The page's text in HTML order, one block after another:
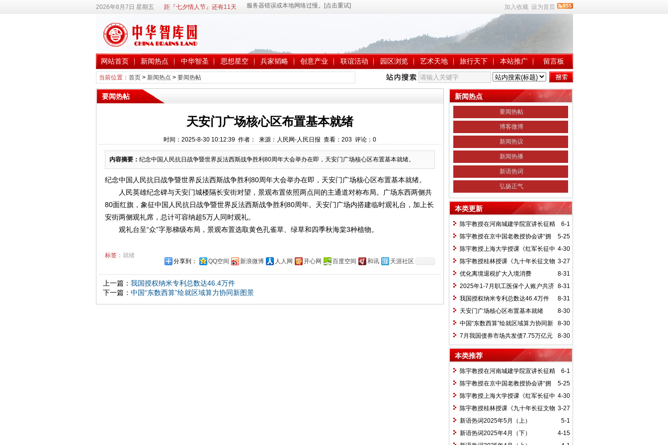
2026年8月7日 星期五 距『七夕情人节』还有11天 加入收藏 设为首页
网站首页 新闻热点 中华智圣 思想星空 兵家韬略 创意产业 联谊活动 园区浏览 艺术天地 旅行天下 本站推广 留言板
当前位置： 首页> 新闻热点 > 要闻热帖
要闻热帖
天安门广场核心区布置基本就绪
时间：2025-8-30 10:12:39 作者： 来源：人民网-人民日报 查看： 203评论： 0
内容摘要： 纪念中国人民抗日战争暨世界反法西斯战争胜利80周年大会举办在即，天安门广场核心区布置基本就绪。
纪念中国人民抗日战争暨世界反法西斯战争胜利80周年大会举办在即，天安门广场核心区布置基本就绪。
人民英雄纪念碑与天安门城楼隔长安街对望，景观布置依照两点间的主通道对称布局。广场东西两侧共
80面红旗，象征中国人民抗日战争暨世界反法西斯战争胜利80周年。天安门广场内搭建临时观礼台，加上长
安街两侧观礼席，总计可容纳超5万人同时观礼。
观礼台呈“众”字形梯级布局，景观布置选取黄色孔雀草、绿草和四季秋海棠3种植物。
标签： 就绪
分享到：
QQ空间 新浪微博 人人网 开心网 百度空间 和讯 天涯社区
上一篇： 我国授权纳米专利总数达46.4万件
下一篇： 中国“东数西算”绘就区域算力协同新图景
新闻热点
要闻热帖
博客微博
新闻热议
新闻热播
新语热词
弘扬正气
本类更新
6-1
陈宇教授在河南城建学院宣讲长征精
神及红25军长征史
5-25
陈宇教授在京中国老教授协会讲“拥
抱中华新文明”
4-30
陈宇教授上海大学授课《红军长征中
的黄埔师生》
3-27
陈宇教授桂林授课《九十年长征文物
鉴赏》
8-31
优化离境退税扩大入境消费
8-31
2025年1-7月职工医保个人账户共济
2.31亿人次 共济金额304.57亿元
8-31
我国授权纳米专利总数达46.4万件
8-30
天安门广场核心区布置基本就绪
8-30
中国“东数西算”绘就区域算力协同新
图景
8-30
7月我国债券市场共发债7.75万亿元
本类推荐
6-1
陈宇教授在河南城建学院宣讲长征精
神及红25军长征史
5-25
陈宇教授在京中国老教授协会讲“拥
抱中华新文明”
4-30
陈宇教授上海大学授课《红军长征中
的黄埔师生》
3-27
陈宇教授桂林授课《九十年长征文物
鉴赏》
5-1
新语热词2025年5月（上）
4-15
新语热词2025年4月（下）